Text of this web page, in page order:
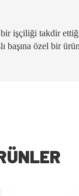
işçiliği takdir
başına özel bir